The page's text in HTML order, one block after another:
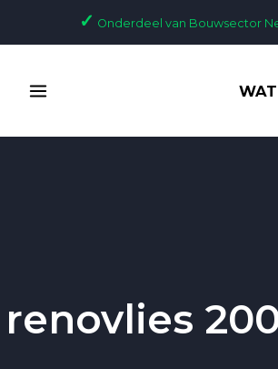
✓ Onderdeel van Bouwsector
MENU
WAT
renovlies